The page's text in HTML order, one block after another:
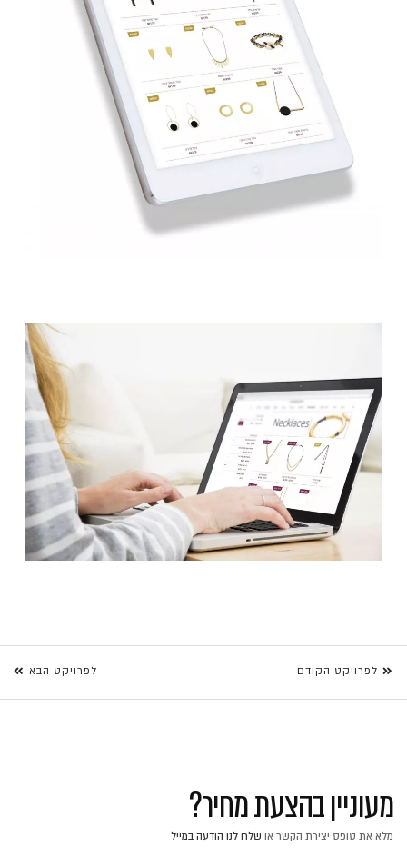
לפרויקט הבא לפרויקט הקודם
מעוניין בהצעת מחיר?
מלא את טופס יצירת הקשר או שלח לנו הודעה במייל